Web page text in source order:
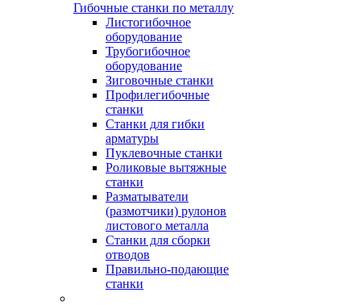
Гибочные станки по металлу
Листогибочное
оборудование
Трубогибочное
оборудование
Зиговочные станки
Профилегибочные
станки
Станки для гибки
арматуры
Пуклевочные станки
Роликовые вытяжные
станки
Разматыватели
(размотчики) рулонов
листового металла
Станки для сборки
отводов
Правильно-подающие
станки